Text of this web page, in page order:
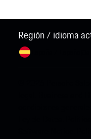
Región / idioma